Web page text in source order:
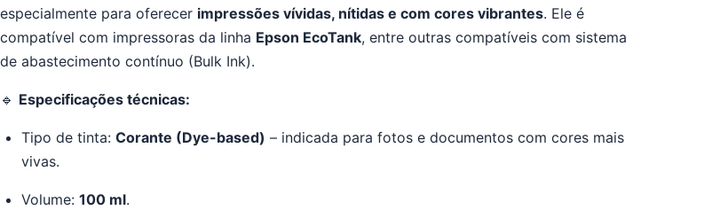
especialmente para oferecer impressões vívidas, nítidas e com cores vibrantes. Ele é
compatível com impressoras da linha Epson EcoTank, entre outras compatíveis com sistema
de abastecimento contínuo (Bulk Ink).
🔹 Especificações técnicas:
Tipo de tinta: Corante (Dye-based) – indicada para fotos e documentos com cores mais
vivas.
Volume: 100 ml.